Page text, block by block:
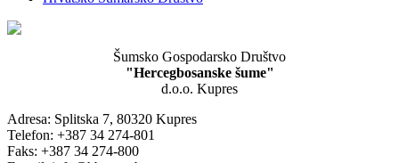
Šumsko Gospodarsko Društvo
"Hercegbosanske šume"
d.o.o. Kupres
Adresa: Splitska 7, 80320 Kupres
Telefon: +387 34 274-801
Faks: +387 34 274-800